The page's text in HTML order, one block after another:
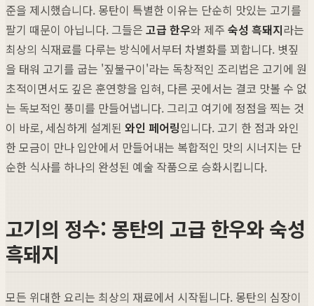
준을 제시했습니다. 몽탄이 특별한 이유는 단순히 맛있는 고기를
팔기 때문이 아닙니다. 그들은 고급 한우와 제주 숙성 흑돼지라는
최상의 식재료를 다루는 방식에서부터 차별화를 꾀합니다. 볏짚
을 태워 고기를 굽는 '짚불구이'라는 독창적인 조리법은 고기에 원
초적이면서도 깊은 훈연향을 입혀, 다른 곳에서는 결코 맛볼 수 없
는 독보적인 풍미를 만들어냅니다. 그리고 여기에 정점을 찍는 것
이 바로, 세심하게 설계된 와인 페어링입니다. 고기 한 점과 와인
한 모금이 만나 입안에서 만들어내는 복합적인 맛의 시너지는 단
순한 식사를 하나의 완성된 예술 작품으로 승화시킵니다.
고기의 정수: 몽탄의 고급 한우와 숙성
흑돼지
모든 위대한 요리는 최상의 재료에서 시작됩니다. 몽탄의 심장이